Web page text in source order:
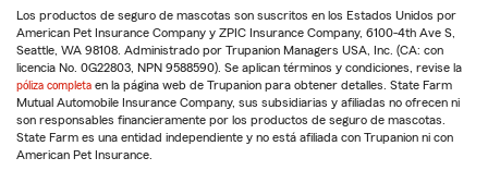
Los productos de seguro de mascotas son suscritos en los Estados Unidos por
American Pet Insurance Company y ZPIC Insurance Company, 6100-4th Ave S,
Seattle, WA 98108. Administrado por Trupanion Managers USA, Inc. (CA: con
licencia No. 0G22803, NPN 9588590). Se aplican términos y condiciones, revise la
póliza completa en la página web de Trupanion para obtener detalles. State Farm
Mutual Automobile Insurance Company, sus subsidiarias y afiliadas no ofrecen ni
son responsables financieramente por los productos de seguro de mascotas.
State Farm es una entidad independiente y no está afiliada con Trupanion ni con
American Pet Insurance.